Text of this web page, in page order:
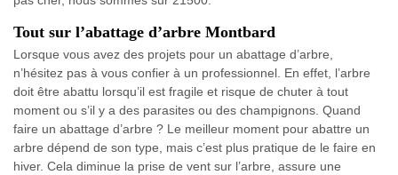
Tout sur l’abattage d’arbre Montbard
Lorsque vous avez des projets pour un abattage d’arbre,
n’hésitez pas à vous confier à un professionnel. En effet, l’arbre
doit être abattu lorsqu’il est fragile et risque de chuter à tout
moment ou s’il y a des parasites ou des champignons. Quand
faire un abattage d’arbre ? Le meilleur moment pour abattre un
arbre dépend de son type, mais c’est plus pratique de le faire en
hiver. Cela diminue la prise de vent sur l’arbre, assure une